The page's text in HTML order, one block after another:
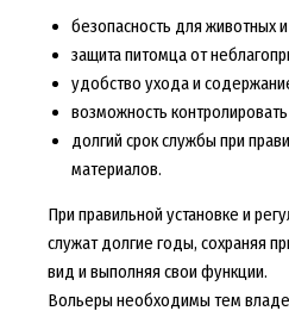
безопасность для животных
защита питомца от
удобство ухода и
возможность
долгий срок службы при
материалов.
При правильной установке и
служат долгие годы, сохраняя
вид и выполняя свои функции.
Вольеры необходимы тем